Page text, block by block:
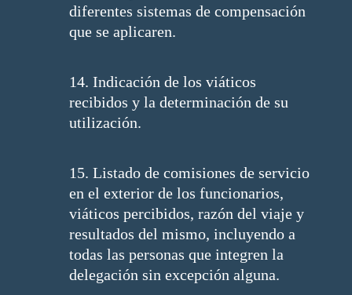
diferentes sistemas de compensación
que se aplicaren.
14. Indicación de los viáticos
recibidos y la determinación de su
utilización.
15. Listado de comisiones de servicio
en el exterior de los funcionarios,
viáticos percibidos, razón del viaje y
resultados del mismo, incluyendo a
todas las personas que integren la
delegación sin excepción alguna.